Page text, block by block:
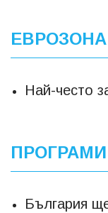
ЕВРОЗОНА
Най-често
България